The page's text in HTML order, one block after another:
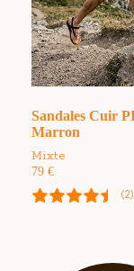
Sandales Cuir
Marron
Mixte
79 €
(2)